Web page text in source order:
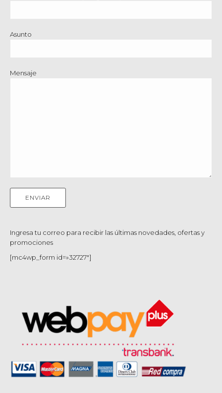
Asunto
Mensaje
Ingresa tu correo para recibir las últimas novedades, ofertas y
promociones
[mc4wp_form id=»32727″]